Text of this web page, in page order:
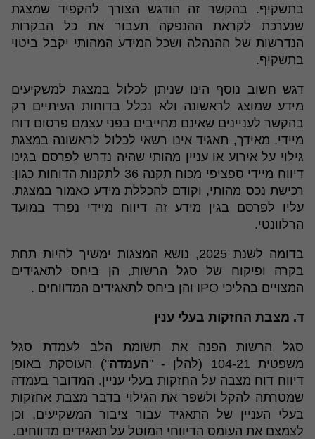
בתשקיף. בהקשר זה הודגש הצורך להקפיד שמצגת
שנערכת לקראת ההנפקה תעבור את כל הבקרות
הנדרשות של ההנהלה ושכל המידע המהותי יקבל ביטוי
בתשקיף.
דגש חשוב נוסף הינו שניתן לכלול במצגת למשקיעים
מידע שמוצג לראשונה ולא נכלל בדוחות העיתיים רק
בהקשר לעניינים שאינם מחייבים בפני עצמם פרסום דוח
מיידי. מאידך, תאגיד אינו רשאי לכלול לראשונה במצגת
גילוי על אירוע או עניין מהותי שהיה נדרש לפרסם בגינו
דיווח מיידי ספציפי מכוח תקנה 36 לתקנות הדוחות כגון:
רכישת נכס מהותי, וקודם להכללת מידע כאמור במצגת,
עליו לפרסם בגין מידע זה דיווח מיידי נפרד במועד
הרלוונטי.
בדומה לשנת 2025, נושא המצגות ימשיך להיות תחת
בקרה ופיקוח של סגל הרשות, הן ביחס לתאגידים
המצויים בהליכי IPO והן ביחס לתאגידים המדווחים .
ד. מצבת החזקות בעלי ענין
סגל הרשות הפנה את תשומת הלב לעמדת סגל
משפטית 104-21 (להלן - "
העמדה") העוסקת באופן
דיווח דוח מצבה על החזקות בעלי עניין. המדובר בעמדה
שמטרתה להקל ולשפר את הגילוי בדבר מצבת אחזקות
בעלי העניין של התאגיד עבור ציבור המשקיעים, וכן
לצמצם את העומס הדיווחי המוטל על תאגידים מדווחים.